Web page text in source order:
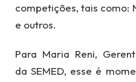
competições, tais como:
e outros.
Para Maria Reni,
da SEMED, esse é